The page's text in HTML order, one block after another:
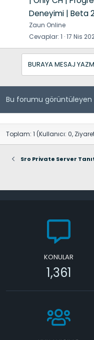
Deneyimi | Beta
Zaun Online
Cevaplar 1 17 Nis
BURAYA MESAJ
Bu forumu görüntüleyen
Toplam: 1 (Kullanıcı: 0,
Sro Private Server
KONULAR
1,361